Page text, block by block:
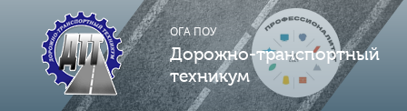
ОГА ПОУ
Дорожно-транспортный
техникум